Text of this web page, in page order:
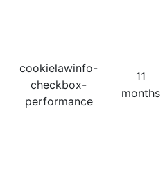
cookielawinfo-
checkbox-
performance
11
months